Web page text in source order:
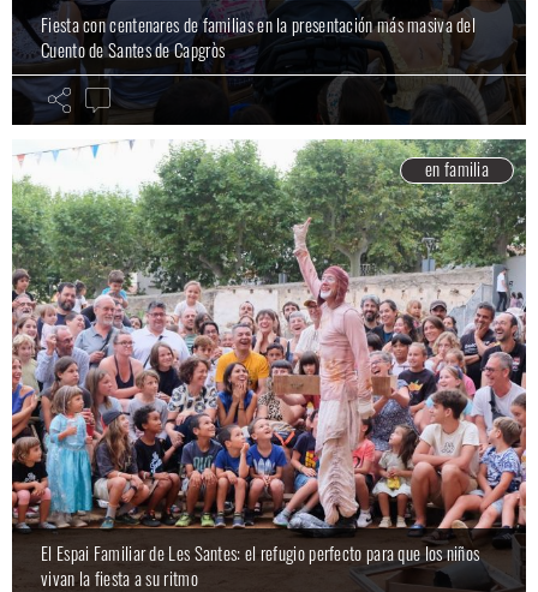
Fiesta con centenares de familias en la presentación más masiva del
Cuento de Santes de Capgròs
en familia
El Espai Familiar de Les Santes: el refugio perfecto para que los niños
vivan la fiesta a su ritmo